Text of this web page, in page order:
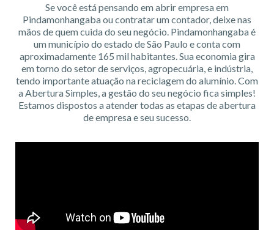
Se você está pensando em abrir empresa em
Pindamonhangaba ou contratar um contador, deixe nas
mãos de quem cuida do seu negócio. Pindamonhangaba é
um município do estado de São Paulo e conta com
aproximadamente 165 mil habitantes. Sua economia gira
em torno do setor de serviços, agropecuária, e indústria,
tendo importante atuação na reciclagem do alumínio. Com
a Abertura Simples, a gestão do seu negócio fica simples!
Estamos dispostos a atender todas as etapas de abertura
de empresa e seu sucesso.